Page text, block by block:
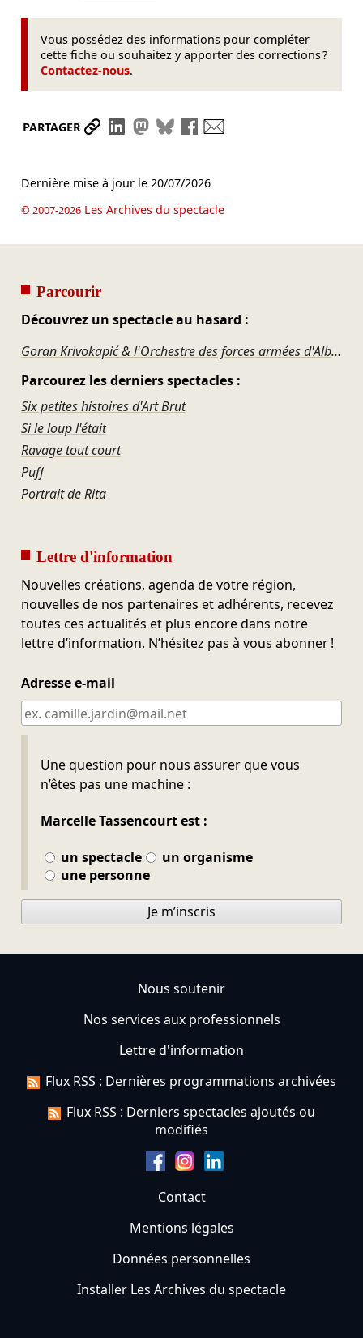
Vous possédez des informations pour compléter
cette fiche ou souhaitez y apporter des corrections ?
Contactez-nous.
PARTAGER Partager le lien
Partager sur LinkedIn
Partager sur Mastodon
Partager sur Bluesky
Partager sur Facebook
Dernière mise à jour le 20/07/2026
© 2007-2026Les Archives du spectacle
Parcourir
Découvrez un spectacle au hasard :
Goran Krivokapić & l'Orchestre des forces armées d'Albanie
Parcourez les derniers spectacles :
Six petites histoires d'Art Brut
Si le loup l'était
Ravage tout court
Puff
Portrait de Rita
Lettre d'information
Nouvelles créations, agenda de votre région,
nouvelles de nos partenaires et adhérents, recevez
toutes ces actualités et plus encore dans notre
lettre d’information. N’hésitez pas à vous abonner !
Adresse e-mail
Une question pour nous assurer que vous
n’êtes pas une machine :
Marcelle Tassencourt est :
un spectacle
un organisme
une personne
Ne pas remplir
Je m’inscris
Nous soutenir
Nos services aux professionnels
Lettre d'information
Flux RSS : Dernières programmations archivées
Flux RSS : Derniers spectacles ajoutés ou
modifiés
Contact
Mentions légales
Données personnelles
Installer Les Archives du spectacle